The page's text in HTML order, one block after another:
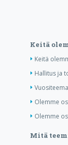
Keitä
Keitä
Hallitus ja
Vuositeema
Olemme
Olemme
Mitä